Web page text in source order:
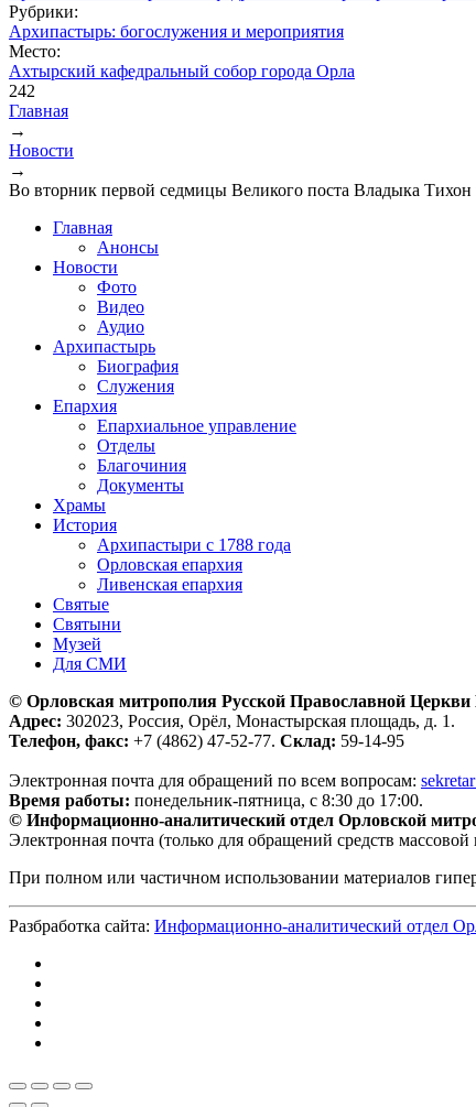
Рубрики:
Архипастырь: богослужения и мероприятия
Место:
Ахтырский кафедральный собор города Орла
242
Вы здесь
Главная
→
Новости
→
Во вторник первой седмицы Великого поста Владыка Тихон
Главная
Анонсы
Новости
Фото
Видео
Аудио
Архипастырь
Биография
Служения
Епархия
Епархиальное управление
Отделы
Благочиния
Документы
Храмы
История
Архипастыри с 1788 года
Орловская епархия
Ливенская епархия
Святые
Святыни
Музей
Для СМИ
© Орловская митрополия Русской Православной Церкви
Адрес: 302023, Россия, Орёл, Монастырская площадь, д. 1.
Телефон, факс: +7 (4862) 47-52-77. Склад: 59-14-95
Электронная почта для обращений по всем вопросам:
Время работы: понедельник-пятница, с 8:30 до 17:00.
© Информационно-аналитический отдел Орловской
Электронная почта (только для обращений средств
При полном или частичном использовании материалов
Разбработка сайта: Информационно-аналитический отдел